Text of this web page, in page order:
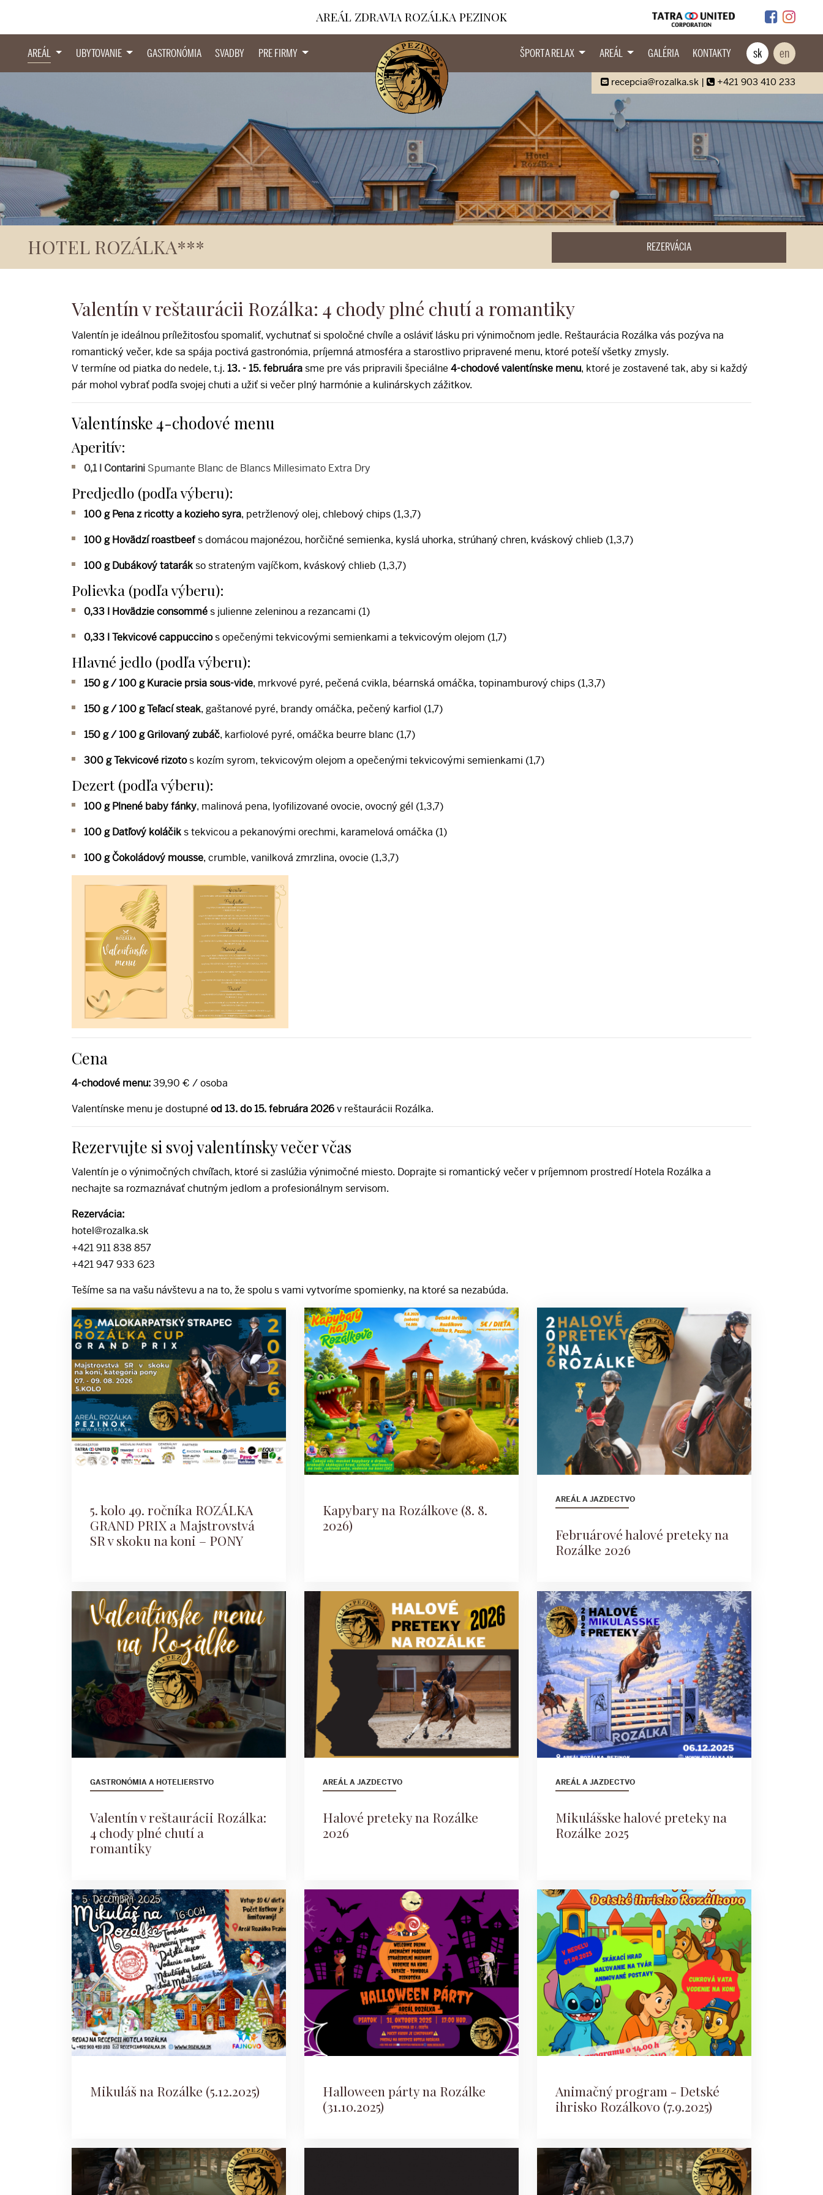
AREÁL ZDRAVIA ROZÁLKA PEZINOK
AREÁL UBYTOVANIE GASTRONÓMIA SVADBY PRE FIRMY ŠPORT A RELAX AREÁL GALÉRIA KONTAKTY sk en
recepcia@rozalka.sk | +421 903 410 233
HOTEL ROZÁLKA*** REZERVÁCIA
Valentín v reštaurácii Rozálka: 4 chody plné chutí a romantiky
Valentín je ideálnou príležitosťou spomaliť, vychutnať si spoločné chvíle a osláviť lásku pri výnimočnom jedle. Reštaurácia Rozálka vás pozýva na
romantický večer, kde sa spája poctivá gastronómia, príjemná atmosféra a starostlivo pripravené menu, ktoré poteší všetky zmysly.
V termíne od piatka do nedele, t.j. 13. - 15. februára sme pre vás pripravili špeciálne 4-chodové valentínske menu, ktoré je zostavené tak, aby si každý
pár mohol vybrať podľa svojej chuti a užiť si večer plný harmónie a kulinárskych zážitkov.
Valentínske 4-chodové menu
Aperitív:
0,1 l Contarini Spumante Blanc de Blancs Millesimato Extra Dry
Predjedlo (podľa výberu):
100 g Pena z ricotty a kozieho syra, petržlenový olej, chlebový chips (1,3,7)
100 g Hovädzí roastbeef s domácou majonézou, horčičné semienka, kyslá uhorka, strúhaný chren, kváskový chlieb (1,3,7)
100 g Dubákový tatarák so strateným vajíčkom, kváskový chlieb (1,3,7)
Polievka (podľa výberu):
0,33 l Hovädzie consommé s julienne zeleninou a rezancami (1)
0,33 l Tekvicové cappuccinos opečenými tekvicovými semienkami a tekvicovým olejom (1,7)
Hlavné jedlo (podľa výberu):
150 g / 100 g Kuracie prsia sous-vide, mrkvové pyré, pečená cvikla, béarnská omáčka, topinamburový chips (1,3,7)
150 g / 100 g Teľací steak, gaštanové pyré, brandy omáčka, pečený karfiol (1,7)
150 g / 100 g Grilovaný zubáč, karfiolové pyré, omáčka beurre blanc (1,7)
300 g Tekvicové rizotos kozím syrom, tekvicovým olejom a opečenými tekvicovými semienkami (1,7)
Dezert (podľa výberu):
100 g Plnené baby fánky, malinová pena, lyofilizované ovocie, ovocný gél (1,3,7)
100 g Datľový koláčik s tekvicou a pekanovými orechmi, karamelová omáčka (1)
100 g Čokoládový mousse, crumble, vanilková zmrzlina, ovocie (1,3,7)
Cena
4-chodové menu: 39,90 € / osoba
Valentínske menu je dostupné od 13. do 15. februára 2026 v reštaurácii Rozálka.
Rezervujte si svoj valentínsky večer včas
Valentín je o výnimočných chvíľach, ktoré si zaslúžia výnimočné miesto. Doprajte si romantický večer v príjemnom prostredí Hotela Rozálka a
nechajte sa rozmaznávať chutným jedlom a profesionálnym servisom.
Rezervácia:
hotel@rozalka.sk
+421 911 838 857
+421 947 933 623
Tešíme sa na vašu návštevu a na to, že spolu s vami vytvoríme spomienky, na ktoré sa nezabúda.
5. kolo 49. ročníka ROZÁLKA
GRAND PRIX a Majstrovstvá
SR v skoku na koni – PONY
Kapybary na Rozálkove (8. 8.
2026)
AREÁL A JAZDECTVO
Februárové halové preteky na
Rozálke 2026
GASTRONÓMIA A HOTELIERSTVO
Valentín v reštaurácii Rozálka:
4 chody plné chutí a
romantiky
AREÁL A JAZDECTVO
Halové preteky na Rozálke
2026
AREÁL A JAZDECTVO
Mikulášske halové preteky na
Rozálke 2025
Mikuláš na Rozálke (5.12.2025)
Halloween párty na Rozálke
(31.10.2025)
Animačný program - Detské
ihrisko Rozálkovo (7.9.2025)